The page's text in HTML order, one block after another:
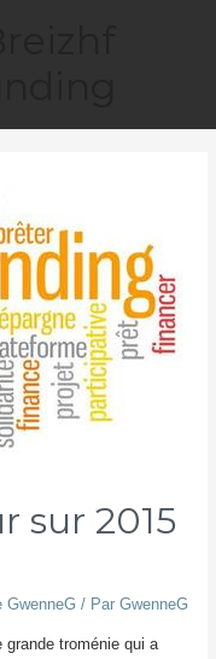
Menu
sur 2015
GwenneG / Par GwenneG
troménie qui a